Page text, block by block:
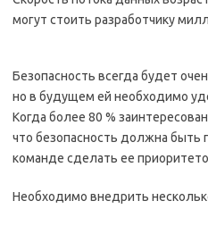
могут стоить разработчику
Безопасность всегда будет
но в будущем ей необходимо
Когда более 80 %
что безопасность должна быть
команде сделать ее
Необходимо внедрить